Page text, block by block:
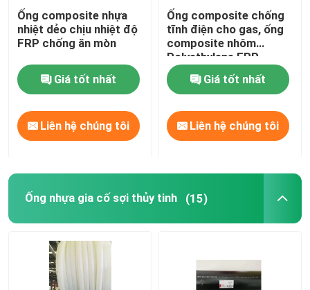
Ống composite ngoại quan
Khai thác ống composite
Ống composite liên tục polymer siêu cao
Ống composite nhựa
nhiệt dẻo chịu nhiệt độ
FRP chống ăn mòn
Giá tốt nhất
Liên hệ chúng tôi
Ống composite chống
tĩnh điện cho gas, ống
composite nhôm
Polyethylene FRP
Giá tốt nhất
Liên hệ chúng tôi
Ống nhựa gia cố sợi thủy tinh (15)